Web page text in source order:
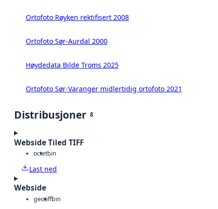
Ortofoto Røyken rektifisert 2008
Ortofoto Sør-Aurdal 2000
Høydedata Bilde Troms 2025
Ortofoto Sør-Varanger midlertidig ortofoto 2021
Distribusjoner 8
Webside Tiled TIFF
octetbin
Last ned
Webside
geotiffbin